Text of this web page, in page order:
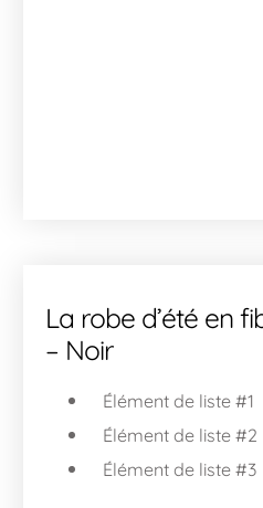
La robe d’été en
– Noir
Élément de liste #1
Élément de liste #2
Élément de liste #3